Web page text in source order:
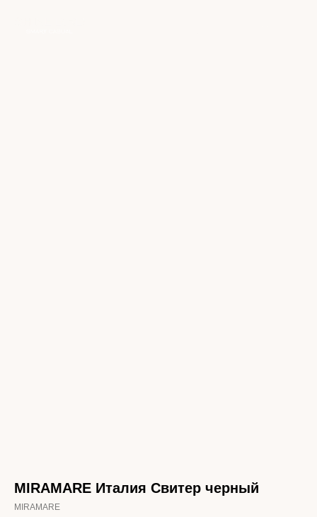
MIRAMARE Италия Свитер черный
MIRAMARE